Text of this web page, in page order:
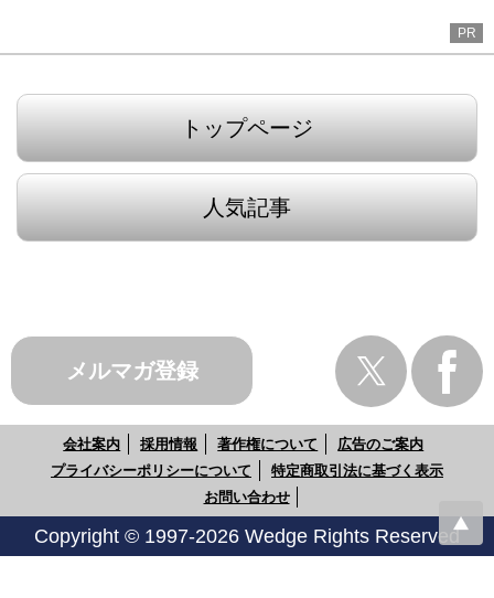
PR
トップページ
人気記事
メルマガ登録
会社案内 採用情報 著作権について
広告のご案内
プライバシーポリシーについて
特定商取引法に基づく表示
お問い合わせ
Copyright © 1997-2026 Wedge Rights Reserved